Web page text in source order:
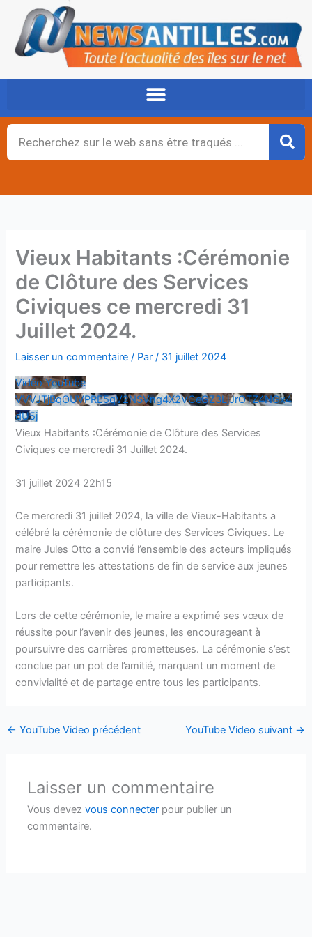
contenu
Rechercher
Vieux Habitants :Cérémonie
de Clôture des Services
Civiques ce mercredi 31
Juillet 2024.
Laisser un commentaire / Par/ 31 juillet 2024
Vidéo YouTube
VVVJTjBqOUVPRE5qV2NSVng4X2VCeGZ3LjJrOTZ4NGx4
dU5j
Vieux Habitants :Cérémonie de Clôture des Services
Civiques ce mercredi 31 Juillet 2024.
31 juillet 2024 22h15
Ce mercredi 31 juillet 2024, la ville de Vieux-Habitants a
célébré la cérémonie de clôture des Services Civiques. Le
maire Jules Otto a convié l’ensemble des acteurs impliqués
pour remettre les attestations de fin de service aux jeunes
participants.
Lors de cette cérémonie, le maire a exprimé ses vœux de
réussite pour l’avenir des jeunes, les encourageant à
poursuivre des carrières prometteuses. La cérémonie s’est
conclue par un pot de l’amitié, marquant un moment de
convivialité et de partage entre tous les participants.
← YouTube Video précédent YouTube Video suivant →
Laisser un commentaire
Vous devezvous connecter pour publier un
commentaire.